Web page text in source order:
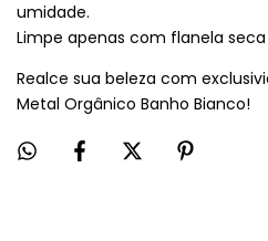
umidade.
Limpe apenas com flanela
Realce sua beleza com
Metal Orgânico Banho Bianco!